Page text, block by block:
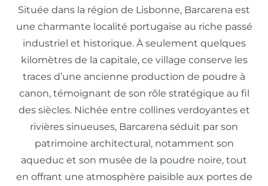
Située dans la région de Lisbonne, Barcarena est
une charmante localité portugaise au riche passé
industriel et historique. À seulement quelques
kilomètres de la capitale, ce village conserve les
traces d’une ancienne production de poudre à
canon, témoignant de son rôle stratégique au fil
des siècles. Nichée entre collines verdoyantes et
rivières sinueuses, Barcarena séduit par son
patrimoine architectural, notamment son
aqueduc et son musée de la poudre noire, tout
en offrant une atmosphère paisible aux portes de